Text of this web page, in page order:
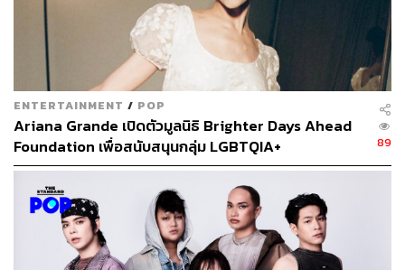
How:
บัตรขายเกลี้ยง แต่เข้าไปชมรายละเอียดกันได้ที่
www.f
acebook.com/events/205387380062862
Stop:
BTS สถานีสนามกีฬาแห่งชาติ
ENTERTAINMENT / POP
Ariana Grande เปิดตัวมูลนิธิ Brighter Days Ahead
Foundation เพื่อสนับสนุนกลุ่ม LGBTQIA+
89